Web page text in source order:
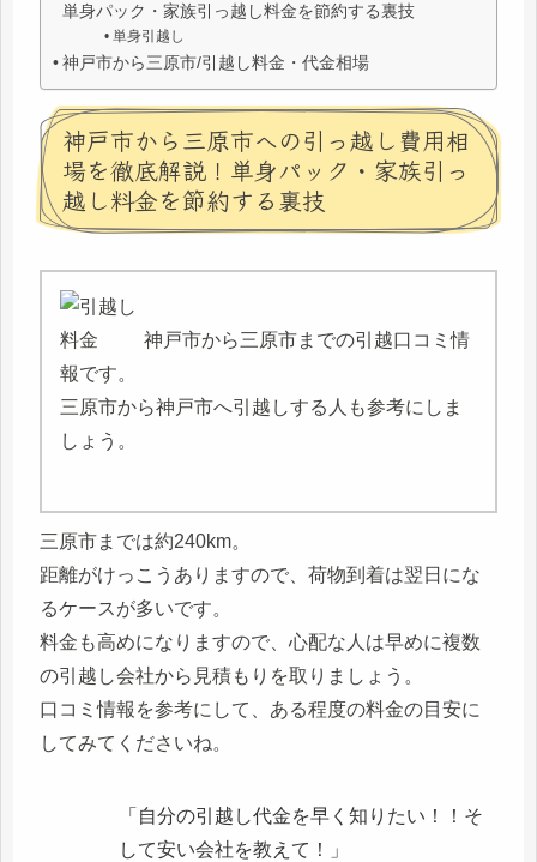
単身パック・家族引っ越し料金を節約する裏技
単身引越し
神戸市から三原市/引越し料金・代金相場
神戸市から三原市への引っ越し費用相
場を徹底解説！単身パック・家族引っ
越し料金を節約する裏技
神戸市から三原市までの引越口コミ情
報です。
三原市から神戸市へ引越しする人も参考にしま
しょう。
三原市までは約240km。
距離がけっこうありますので、荷物到着は翌日にな
るケースが多いです。
料金も高めになりますので、心配な人は早めに複数
の引越し会社から見積もりを取りましょう。
口コミ情報を参考にして、ある程度の料金の目安に
してみてくださいね。
「自分の引越し代金を早く知りたい！！そ
して安い会社を教えて！」